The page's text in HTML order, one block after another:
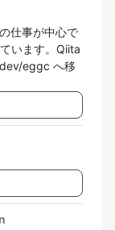
仕事が中心で
います。Qiita
eggc へ移